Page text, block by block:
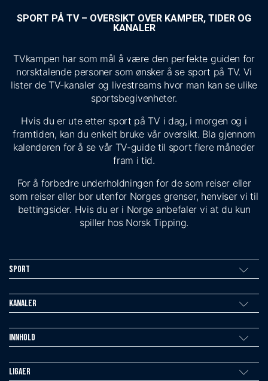
SPORT PÅ TV – OVERSIKT OVER KAMPER, TIDER OG
KANALER
TVkampen har som mål å være den perfekte guiden for
norsktalende personer som ønsker å se sport på TV. Vi
lister de TV-kanaler og livestreams hvor man kan se ulike
sportsbegivenheter.
Hvis du er ute etter sport på TV i dag, i morgen og i
framtiden, kan du enkelt bruke vår oversikt. Bla gjennom
kalenderen for å se vår TV-guide til sport flere måneder
fram i tid.
For å forbedre underholdningen for de som reiser eller
som reiser eller bor utenfor Norges grenser, henviser vi til
bettingsider. Hvis du er i Norge anbefaler vi at du kun
spiller hos Norsk Tipping.
Sport
Kanaler
Innhold
Ligaer